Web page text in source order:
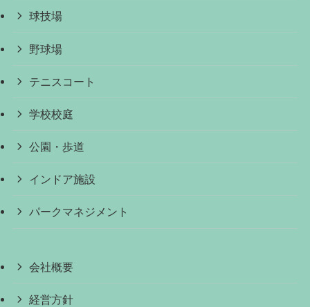
球技場
野球場
テニスコート
学校校庭
公園・歩道
インドア施設
パークマネジメント
会社概要
経営方針